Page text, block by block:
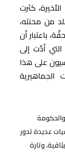
كثرت
من محنته،
باعتبار أن
أدّت إلى
على هذا
عديدة تدور
وتارة